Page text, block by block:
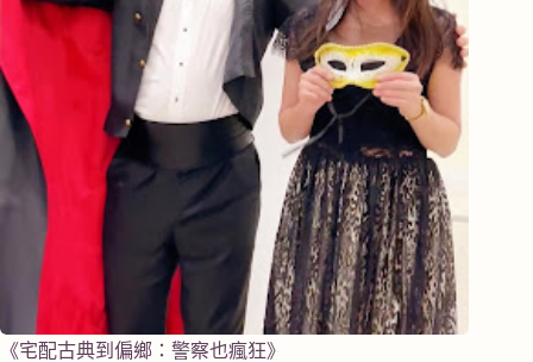
《宅配古典到偏鄉：警察也瘋狂》